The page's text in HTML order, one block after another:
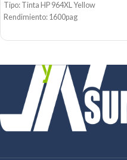
Tipo: Tinta HP 964XL Yellow
Rendimiento: 1600pag
Producto: Original
Email:ventas@jynsuministros.com
📱 WhatsApp:
51 991 864 930